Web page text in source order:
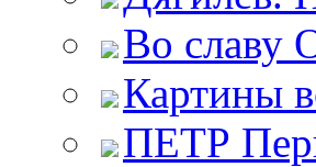
Во славу
Картины
ПЕТР